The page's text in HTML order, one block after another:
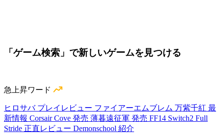
「ゲーム検索」で新しいゲームを見つける
急上昇ワード
ヒロサバ プレイレビュー ファイアーエムブレム 万紫千紅 最
新情報 Corsair Cove 発売 薄暮遠征軍 発売 FF14 Switch2 Full
Stride 正直レビュー Demonschool 紹介